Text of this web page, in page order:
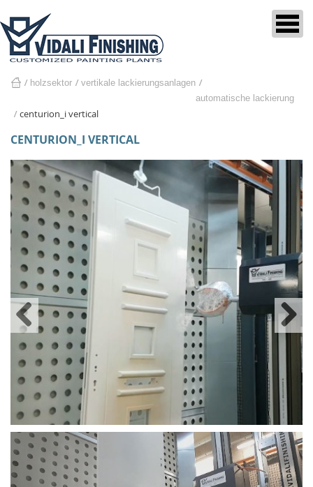
home
holzsektor
vertikale lackierungsanlagen
automatische lackierung
centurion_i vertical
CENTURION_I VERTICAL